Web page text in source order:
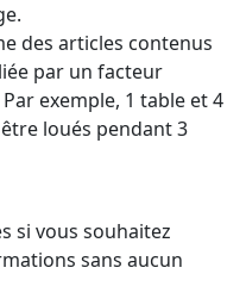
des articles contenus
par un facteur
exemple, 1 table et 4
loués pendant 3
si vous souhaitez
sans aucun